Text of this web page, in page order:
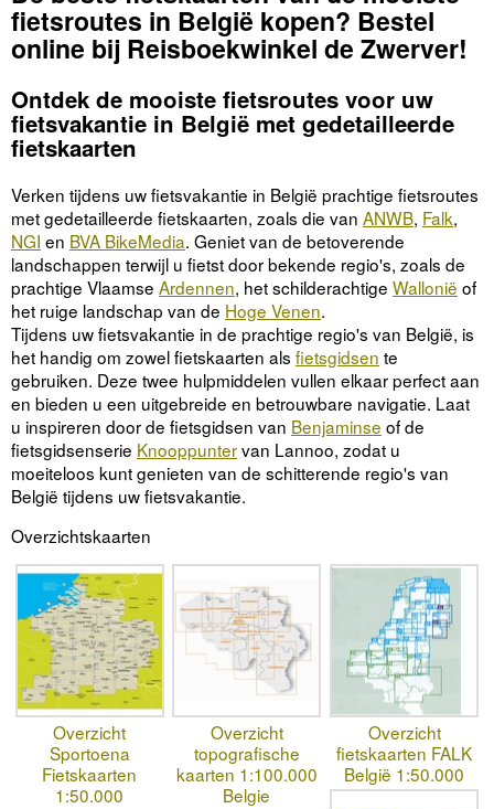
fietsroutes in België kopen? Bestel
online bij Reisboekwinkel de Zwerver!
Ontdek de mooiste fietsroutes voor uw
fietsvakantie in België met gedetailleerde
fietskaarten
Verken tijdens uw fietsvakantie in België prachtige fietsroutes
met gedetailleerde fietskaarten, zoals die van ANWB, Falk,
NGI en BVA BikeMedia. Geniet van de betoverende
landschappen terwijl u fietst door bekende regio's, zoals de
prachtige Vlaamse Ardennen, het schilderachtige Wallonië of
het ruige landschap van de Hoge Venen.
Tijdens uw fietsvakantie in de prachtige regio's van België, is
het handig om zowel fietskaarten als fietsgidsen te
gebruiken. Deze twee hulpmiddelen vullen elkaar perfect aan
en bieden u een uitgebreide en betrouwbare navigatie. Laat
u inspireren door de fietsgidsen van Benjaminse of de
fietsgidsenserie Knooppuntervan Lannoo, zodat u
moeiteloos kunt genieten van de schitterende regio's van
België tijdens uw fietsvakantie.
Overzichtskaarten
Overzicht
Sportoena
Fietskaarten
1:50.000
Overzicht
topografische
kaarten 1:100.000
Belgie
Overzicht
fietskaarten FALK
België 1:50.000